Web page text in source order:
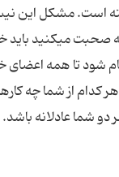
صحبت میکنید
شود تا همه اعضای
کدام از شما چه